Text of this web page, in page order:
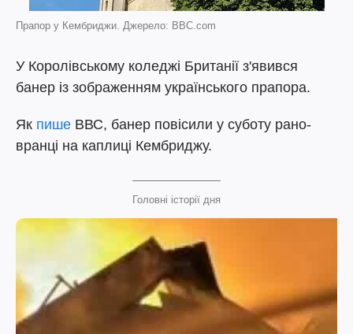
Прапор у Кембриджи. Джерело: BBC.com
У Королівському коледжі Британії з'явився
банер із зображенням українського прапора.
Як пише ВВС, банер повісили у суботу рано-
вранці на каплиці Кембриджу.
Головні історії дня